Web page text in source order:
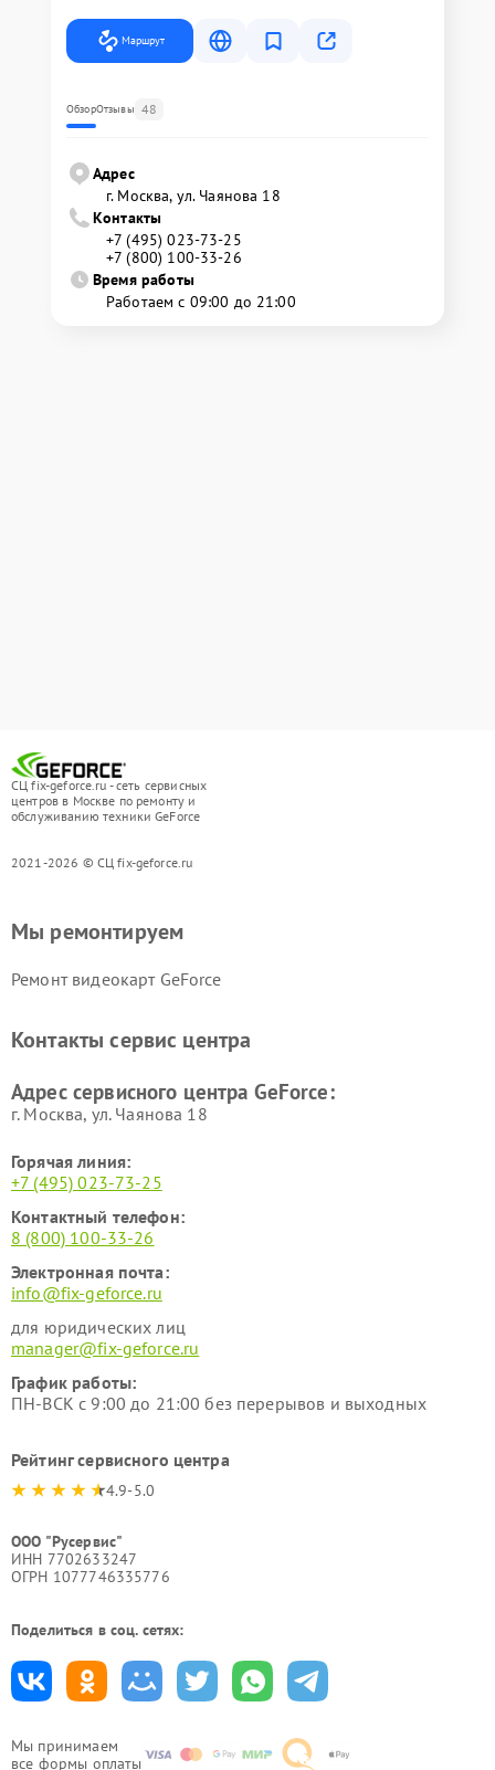
Маршрут
ОбзорОтзывы 48
Адрес
г. Москва, ул. Чаянова 18
Контакты
+7 (495) 023-73-25
+7 (800) 100-33-26
Время работы
Работаем с 09:00 до 21:00
СЦ fix-geforce.ru - сеть сервисных
центров в Москве по ремонту и
обслуживанию техники GeForce
2021-2026 © СЦ fix-geforce.ru
Мы принимаем
все формы оплаты
Мы ремонтируем
Ремонт видеокарт GeForce
Контакты сервис центра
Адрес сервисного центра GeForce:
г. Москва, ул. Чаянова 18
Горячая линия:
+7 (495) 023-73-25
Контактный телефон:
8 (800) 100-33-26
Электронная почта:
info@fix-geforce.ru
для юридических лиц
manager@fix-geforce.ru
График работы:
ПН-ВСК с 9:00 до 21:00 без перерывов и выходных
Рейтинг сервисного центра
4.9-5.0
ООО "Русервис"
ИНН 7702633247
ОГРН 1077746335776
Поделиться в соц. сетях: